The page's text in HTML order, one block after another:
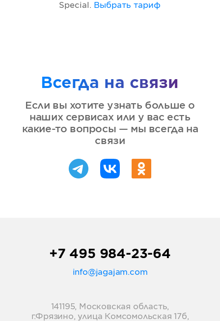
Special . Выбрать тариф
Всегда на связи
Если вы хотите узнать больше о
наших сервисах или у вас есть
какие-то вопросы — мы всегда на
связи
+7 495 984-23-64
info@jagajam.com
141195, Московская область,
г.Фрязино, улица Комсомольская 17б,